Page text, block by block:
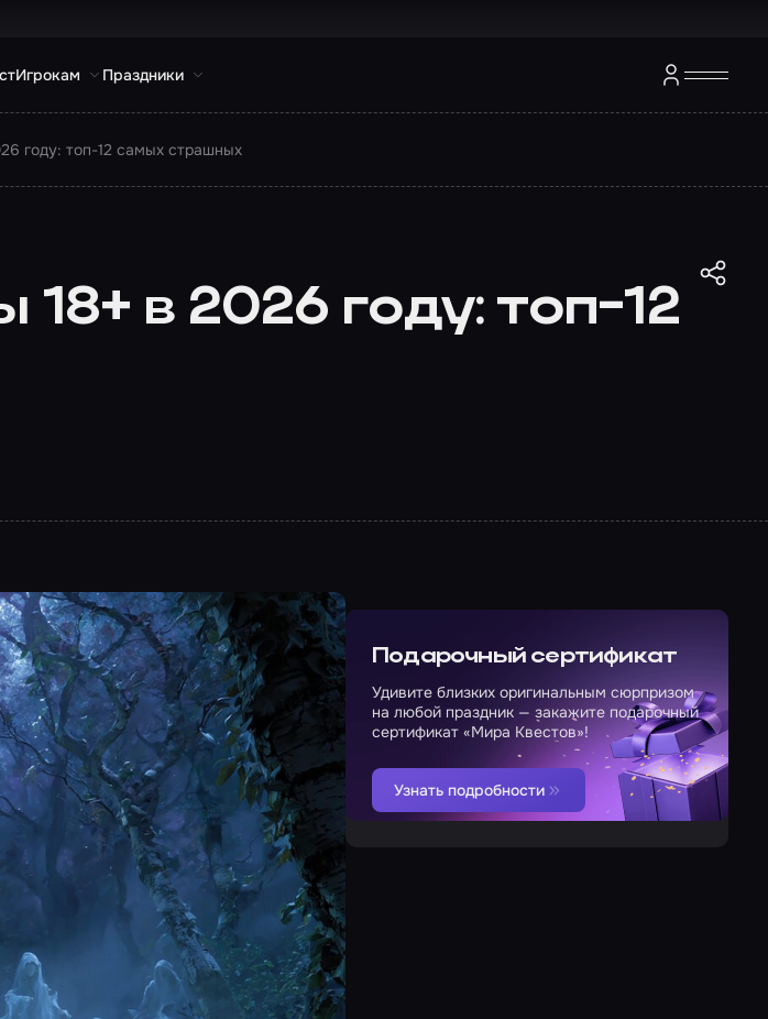
Игрокам Праздники
году: топ-12 самых страшных
в 2026 году: топ-12
Подарочный сертификат
Удивите близких оригинальным сюрпризом
на любой праздник — закажите подарочный
сертификат «Мира Квестов»!
Узнать подробности